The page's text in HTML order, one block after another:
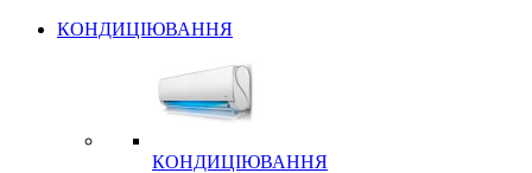
КОНДИЦІЮВАННЯ
КОНДИЦІЮВАННЯ